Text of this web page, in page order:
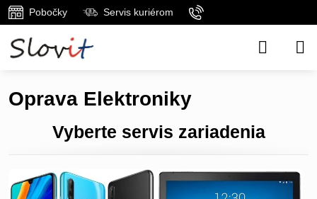
Pobočky Servis kuriérom
Oprava Elektroniky
Vyberte servis zariadenia